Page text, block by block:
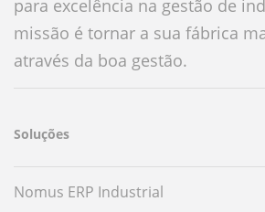
para excelência na gestão de
missão é tornar a sua fábrica
através da boa gestão.
Soluções
Nomus ERP Industrial